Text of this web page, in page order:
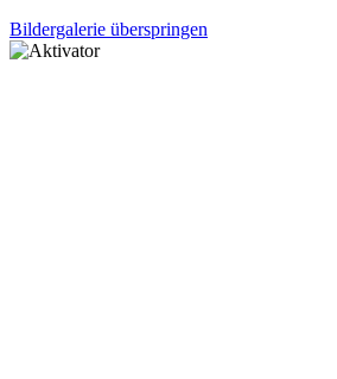
Bildergalerie überspringen